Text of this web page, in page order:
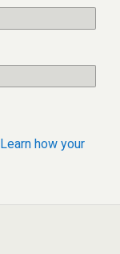
Learn how your